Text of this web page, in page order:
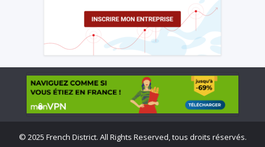
© 2025 French District. All Rights Reserved, tous droits réservés.